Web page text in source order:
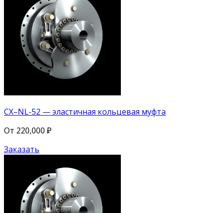
CX–NL-52 — эластичная кольцевая муфта
От 220,000 ₽
Заказать